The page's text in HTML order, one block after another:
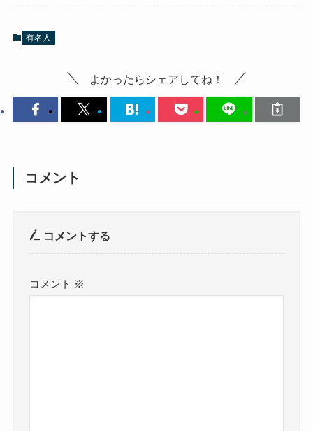
有名人
よかったらシェアしてね！
コメント
コメントする
コメント ※